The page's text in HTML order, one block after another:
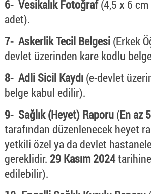
6- Vesikalık Fotoğraf(4,5 x 6
adet).
7- Askerlik Tecil Belgesi(Erkek
devlet üzerinden kare kodlu
8- Adli Sicil Kaydı(e-devlet
belge kabul edilir).
9- Sağlık (Heyet) Raporu(En az
tarafından düzenlenecek heyet
yetkili özel ya da devlet
gereklidir. 29 Kasım 2024
edilebilir).